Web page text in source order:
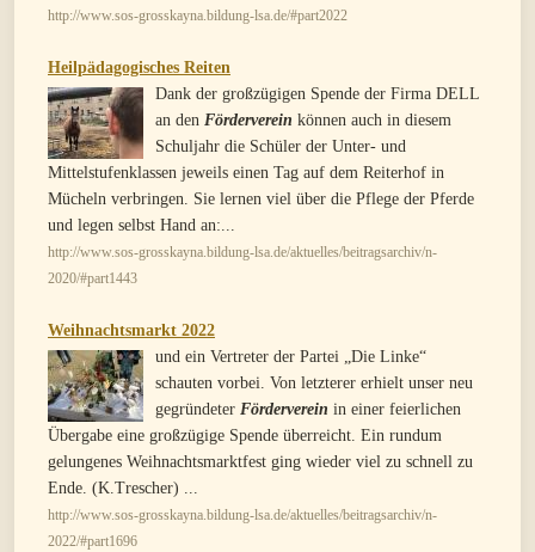
http://www.sos-grosskayna.bildung-lsa.de/#part2022
Heilpädagogisches Reiten
Dank der großzügigen Spende der Firma DELL
an den Förderverein können auch in diesem
Schuljahr die Schüler der Unter- und
Mittelstufenklassen jeweils einen Tag auf dem Reiterhof in
Mücheln verbringen. Sie lernen viel über die Pflege der Pferde
und legen selbst Hand an:...
http://www.sos-grosskayna.bildung-lsa.de/aktuelles/beitragsarchiv/n-
2020/#part1443
Weihnachtsmarkt 2022
und ein Vertreter der Partei „Die Linke“
schauten vorbei. Von letzterer erhielt unser neu
gegründeter Förderverein in einer feierlichen
Übergabe eine großzügige Spende überreicht. Ein rundum
gelungenes Weihnachtsmarktfest ging wieder viel zu schnell zu
Ende. (K.Trescher) ...
http://www.sos-grosskayna.bildung-lsa.de/aktuelles/beitragsarchiv/n-
2022/#part1696